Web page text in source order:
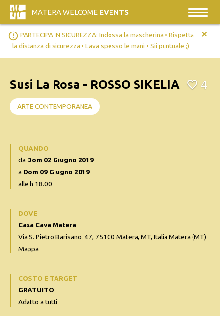
MATERA WELCOME EVENTS
error_outline PARTECIPA IN SICUREZZA: Indossa la mascherina • Rispetta
la distanza di sicurezza • Lava spesso le mani • Sii puntuale ;)
+
Susi La Rosa - ROSSO SIKELIA 4
ARTE CONTEMPORANEA
QUANDO
da Dom 02 Giugno 2019
a Dom 09 Giugno 2019
alle h 18.00
DOVE
Casa Cava Matera
Via S. Pietro Barisano, 47, 75100 Matera, MT, Italia Matera (MT)
Mappa
COSTO E TARGET
GRATUITO
Adatto a tutti